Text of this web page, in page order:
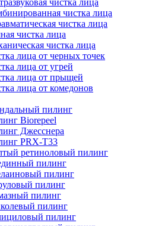
чистка лица
чистка лица
чистка лица
чистка лица
чистка лица
лица от черных точек
лица от угрей
лица от прыщей
лица от комедонов
пилинг
Biorepeel
Джесснера
PRX-T33
ретиноловый пилинг
пилинг
пилинг
пилинг
пилинг
пилинг
пилинг